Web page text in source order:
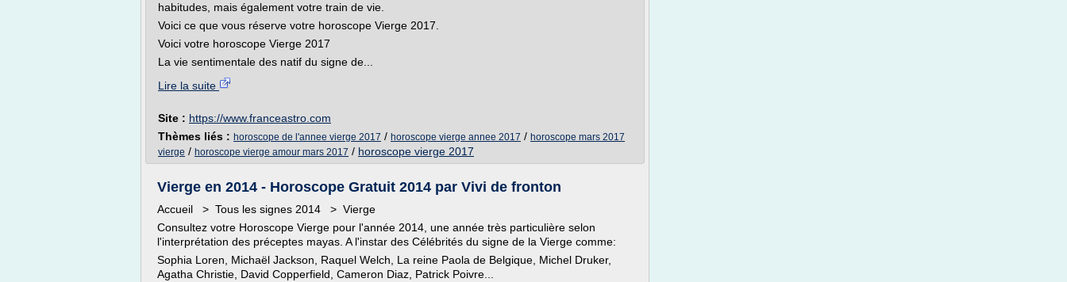
habitudes, mais également votre train de vie.
Voici ce que vous réserve votre horoscope Vierge 2017.
Voici votre horoscope Vierge 2017
La vie sentimentale des natif du signe de...
Lire la suite
Site : https://www.franceastro.com
Thèmes liés : horoscope de l'annee vierge 2017 / horoscope vierge annee 2017 / horoscope mars 2017
vierge / horoscope vierge amour mars 2017 / horoscope vierge 2017
Vierge en 2014 - Horoscope Gratuit 2014 par Vivi de fronton
Accueil > Tous les signes 2014 > Vierge
Consultez votre Horoscope Vierge pour l'année 2014, une année très particulière selon
l'interprétation des préceptes mayas. A l'instar des Célébrités du signe de la Vierge comme:
Sophia Loren, Michaël Jackson, Raquel Welch, La reine Paola de Belgique, Michel Druker,
Agatha Christie, David Copperfield, Cameron Diaz, Patrick Poivre...